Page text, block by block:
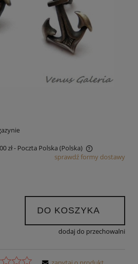
zł- Poczta Polska (Polska)
kosztów płatności
sprawdź formy dostawy
DO KOSZYKA
dodaj do przechowalni